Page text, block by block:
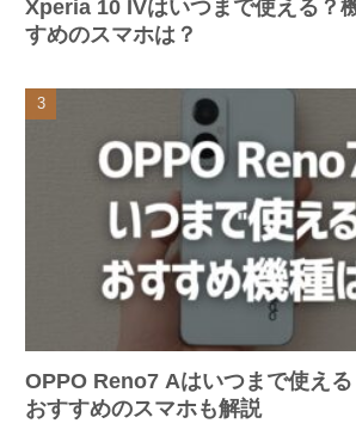
Xperia 10 IVはいつまで使える？
すめのスマホは？
OPPO Reno7 Aはいつまで使え
おすすめのスマホも解説